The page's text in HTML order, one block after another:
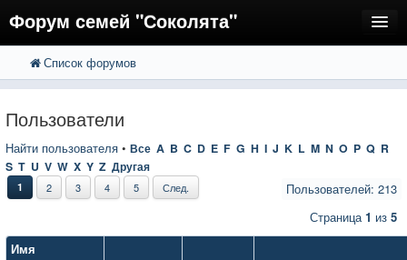
Форум семей "Соколята"
FAQ
Вход
Список форумов
Пользователи
Найти пользователя • Все A B C D E F G H I J K L M N O P Q R
S T U V W X Y Z Другая
Пользователей: 213
1 2 3 4 5 След.
Страница1 из 5
Имя